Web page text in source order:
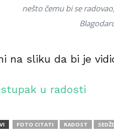
nešto čemu bi se
na sliku da bi je
FOTO CITATI RADOST